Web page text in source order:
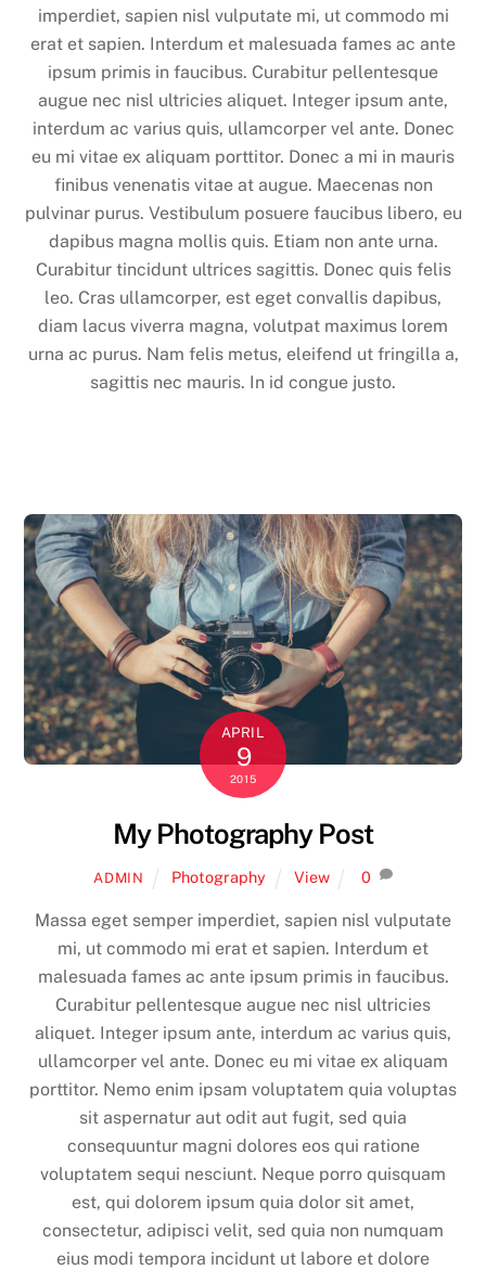
imperdiet, sapien nisl vulputate mi, ut commodo mi
erat et sapien. Interdum et malesuada fames ac ante
ipsum primis in faucibus. Curabitur pellentesque
augue nec nisl ultricies aliquet. Integer ipsum ante,
interdum ac varius quis, ullamcorper vel ante. Donec
eu mi vitae ex aliquam porttitor. Donec a mi in mauris
finibus venenatis vitae at augue. Maecenas non
pulvinar purus. Vestibulum posuere faucibus libero, eu
dapibus magna mollis quis. Etiam non ante urna.
Curabitur tincidunt ultrices sagittis. Donec quis felis
leo. Cras ullamcorper, est eget convallis dapibus,
diam lacus viverra magna, volutpat maximus lorem
urna ac purus. Nam felis metus, eleifend ut fringilla a,
sagittis nec mauris. In id congue justo.
APRIL
9
2015
My Photography Post
ADMIN Photography View 0
Massa eget semper imperdiet, sapien nisl vulputate
mi, ut commodo mi erat et sapien. Interdum et
malesuada fames ac ante ipsum primis in faucibus.
Curabitur pellentesque augue nec nisl ultricies
aliquet. Integer ipsum ante, interdum ac varius quis,
ullamcorper vel ante. Donec eu mi vitae ex aliquam
porttitor. Nemo enim ipsam voluptatem quia voluptas
sit aspernatur aut odit aut fugit, sed quia
consequuntur magni dolores eos qui ratione
voluptatem sequi nesciunt. Neque porro quisquam
est, qui dolorem ipsum quia dolor sit amet,
consectetur, adipisci velit, sed quia non numquam
eius modi tempora incidunt ut labore et dolore